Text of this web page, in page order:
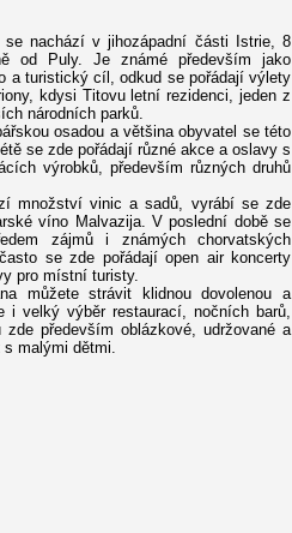
se nachází v jihozápadní části Istrie, 8
od Puly. Je známé především jako
a turistický cíl, odkud se pořádají výlety
kdysi Titovu letní rezidenci, jeden z
národních parků.
osadou a většina obyvatel se této
se zde pořádají různé akce a oslavy s
výrobků, především různých druhů
množství vinic a sadů, vyrábí se zde
víno Malvazija. V poslední době se
zájmů i známých chorvatských
se zde pořádají open air koncerty
pro místní turisty.
můžete strávit klidnou dovolenou a
i velký výběr restaurací, nočních barů,
zde především oblázkové, udržované a
s malými dětmi.